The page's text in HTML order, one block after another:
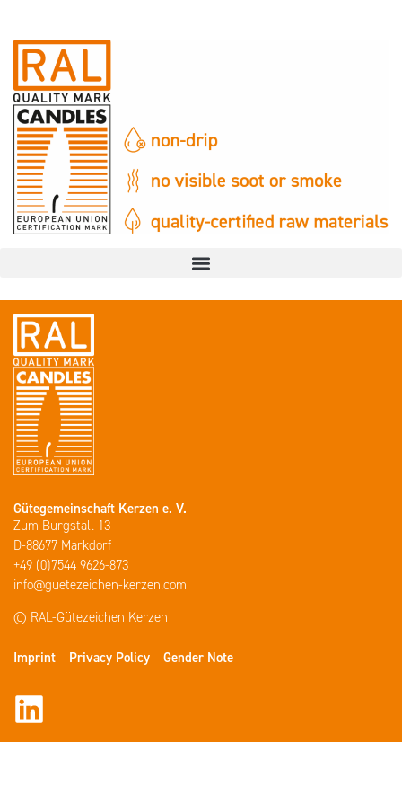
Gütegemeinschaft Kerzen e. V.
Zum Burgstall 13
D-88677 Markdorf
+49 (0)7544 9626-873
info@guetezeichen-kerzen.com
© RAL-Gütezeichen Kerzen
Imprint Privacy Policy Gender Note